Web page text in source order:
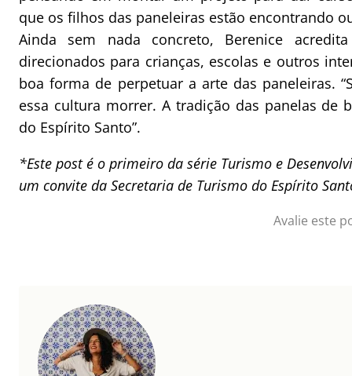
que os filhos das paneleiras estão encontrando
Ainda sem nada concreto, Berenice
direcionados para crianças, escolas e outros
boa forma de perpetuar a arte das paneleiras.
essa cultura morrer. A tradição das panelas de
do Espírito Santo”.
*Este post é o primeiro da série Turismo e
um convite da Secretaria de Turismo do Espírito
Avalie este